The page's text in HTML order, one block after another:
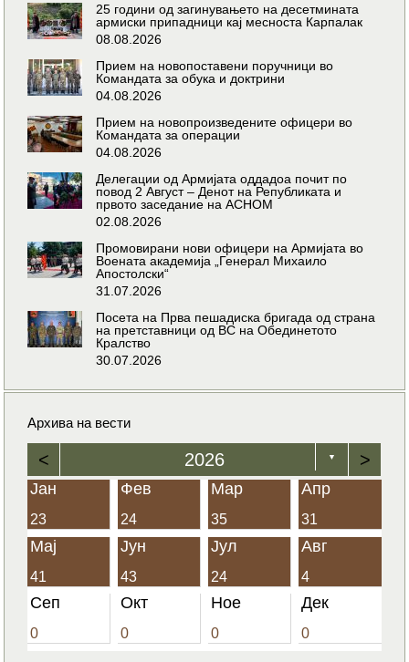
25 години од загинувањето на десетмината
армиски припадници кај месноста Карпалак
08.08.2026
Прием на новопоставени поручници во
Командата за обука и доктрини
04.08.2026
Прием на новопроизведените офицери во
Командата за операции
04.08.2026
Делегации од Армијата оддадоа почит по
повод 2 Август – Денот на Републиката и
првото заседание на АСНОМ
02.08.2026
Промовирани нови офицери на Армијата во
Воената академија „Генерал Михаило
Апостолски“
31.07.2026
Посета на Прва пешадиска бригада од страна
на претставници од ВС на Обединетото
Кралство
30.07.2026
Архива на вести
< 2026 ▼ >
Јан
23
Фев
24
Мар
35
Апр
31
Мај
41
Јун
43
Јул
24
Авг
4
Сеп
0
Окт
0
Ное
0
Дек
0